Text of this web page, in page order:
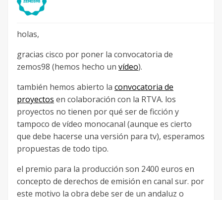
holas,
gracias cisco por poner la convocatoria de
zemos98 (hemos hecho un vídeo).
también hemos abierto la convocatoria de
proyectos en colaboración con la RTVA. los
proyectos no tienen por qué ser de ficción y
tampoco de vídeo monocanal (aunque es cierto
que debe hacerse una versión para tv), esperamos
propuestas de todo tipo.
el premio para la producción son 2400 euros en
concepto de derechos de emisión en canal sur. por
este motivo la obra debe ser de un andaluz o